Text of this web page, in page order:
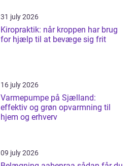
31 july 2026
Kiropraktik: når kroppen har brug
for hjælp til at bevæge sig frit
16 july 2026
Varmepumpe på Sjælland:
effektiv og grøn opvarmning til
hjem og erhverv
09 july 2026